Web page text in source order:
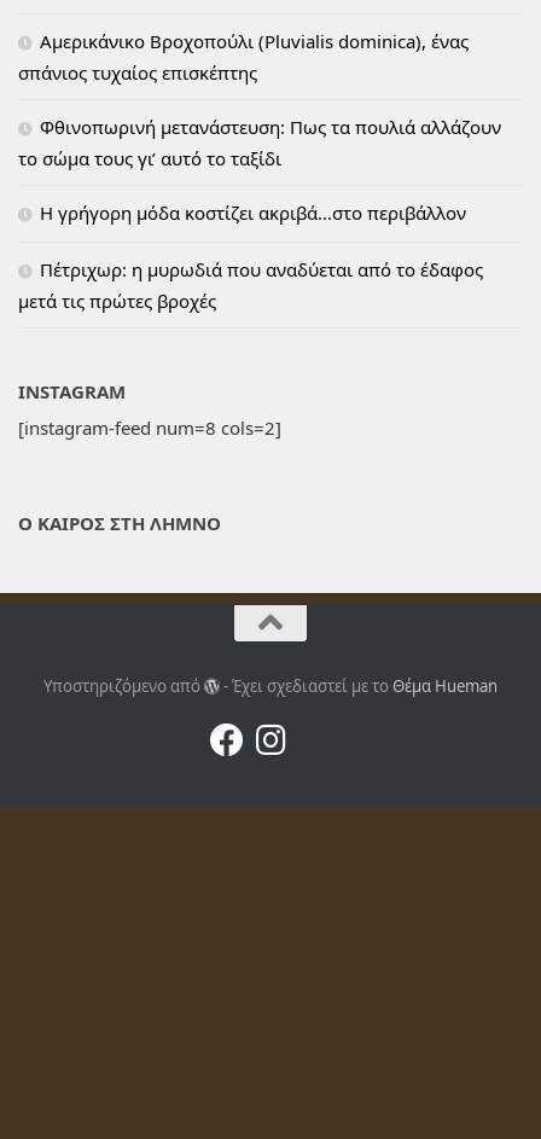
Αμερικάνικο Βροχοπούλι (Pluvialis dominica), ένας
σπάνιος τυχαίος επισκέπτης
Φθινοπωρινή μετανάστευση: Πως τα πουλιά αλλάζουν
το σώμα τους γι’ αυτό το ταξίδι
H γρήγορη μόδα κοστίζει ακριβά…στο περιβάλλον
Πέτριχωρ: η μυρωδιά που αναδύεται από το έδαφος
μετά τις πρώτες βροχές
INSTAGRAM
[instagram-feed num=8 cols=2]
Ο ΚΑΙΡΟΣ ΣΤΗ ΛΗΜΝΟ
Υποστηριζόμενο από - Έχει σχεδιαστεί με το Θέμα Ηueman